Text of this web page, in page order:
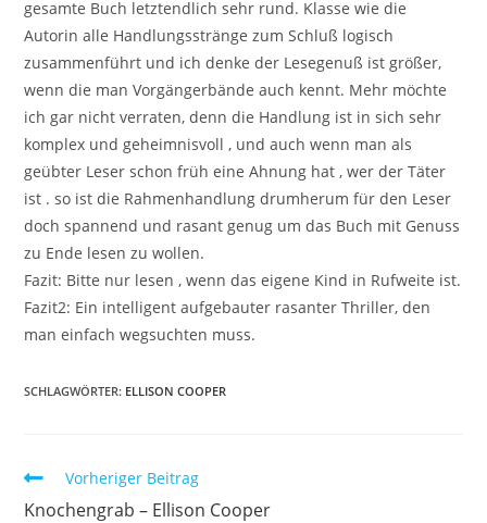
gesamte Buch letztendlich sehr rund. Klasse wie die
Autorin alle Handlungsstränge zum Schluß logisch
zusammenführt und ich denke der Lesegenuß ist größer,
wenn die man Vorgängerbände auch kennt. Mehr möchte
ich gar nicht verraten, denn die Handlung ist in sich sehr
komplex und geheimnisvoll , und auch wenn man als
geübter Leser schon früh eine Ahnung hat , wer der Täter
ist . so ist die Rahmenhandlung drumherum für den Leser
doch spannend und rasant genug um das Buch mit Genuss
zu Ende lesen zu wollen.
Fazit: Bitte nur lesen , wenn das eigene Kind in Rufweite ist.
Fazit2: Ein intelligent aufgebauter rasanter Thriller, den
man einfach wegsuchten muss.
SCHLAGWÖRTER: ELLISON COOPER
Vorheriger Beitrag
Knochengrab – Ellison Cooper